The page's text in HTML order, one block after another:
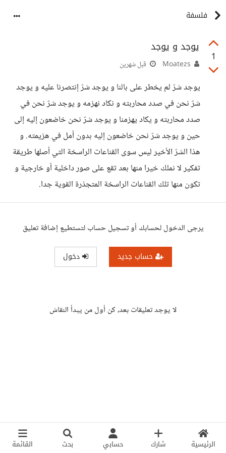
الرئيسية شارك حسابي بحث القائمة
فلسفة
1
يوجد و يوجد
قبل شهرين
يوجد شرّ لم يخطر على بالنا و يوجد شرّ إنتصرنا عليه و يوجد
شرّ نحن في صدد محاربته و نكاد نهزمه و يوجد شرّ نحن في
صدد محاربته و يكاد يهزمنا و يوجد شرّ نحن خاضعون إليه إلى
حين و يوجد شرّ نحن خاضعون إليه بدون أمل في هزيمته. و
هذا الشرّ الأخير ليس سوى القناعات الراسخة التي أصلها طريقة
تفكير لا نملك خيرا منها بعد تقع على صور داخلية أو خارجية و
تكون منها تلك القناعات الراسخة المتجذرة القوية جدا.
يرجى الدخول لحسابك أو تسجيل حساب لتستطيع إضافة تعليق
حساب جديد دخول
لا يوجد تعليقات بعد، كن أول من يبدأ النقاش